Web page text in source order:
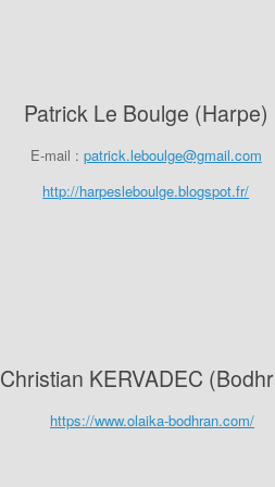
Patrick Le Boulge (Harpe)
E-mail : patrick.leboulge@gmail.com
http://harpesleboulge.blogspot.fr/
Christian KERVADEC
https://www.olaika-bodhran.com/